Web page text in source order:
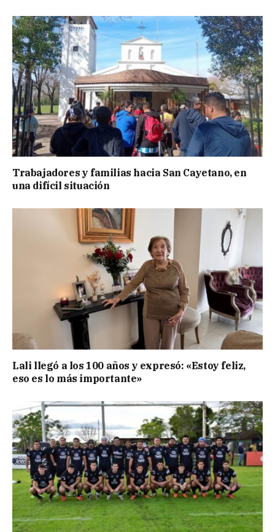
Trabajadores y familias hacia San Cayetano, en
una difícil situación
Lali llegó a los 100 años y expresó: «Estoy feliz,
eso es lo más importante»